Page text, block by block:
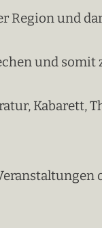
Region und
und
Kabarett,